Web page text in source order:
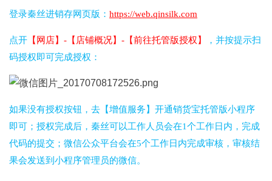
登录秦丝进销存网页版： https://web.qinsilk.com
点开 【网店】-【店铺概况】-【前往托管版授权】
，并按提示扫
码授权即可完成授权：
如果没有授权按钮，去【增值服务】开通销货宝托管版小程序
即可；授权完成后，秦丝可以工作人员会在1个工作日内，完成
代码的提交；微信公众平台会在5个工作日内完成审核，审核结
果会发送到小程序管理员的微信。